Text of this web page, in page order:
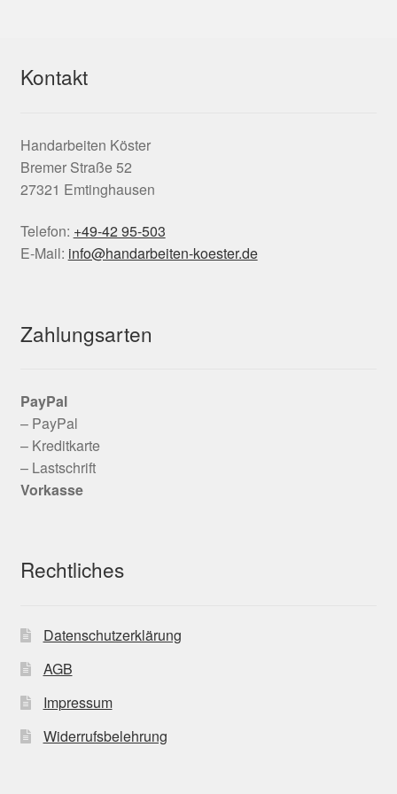
Kontakt
Handarbeiten Köster
Bremer Straße 52
27321 Emtinghausen
Telefon: +49-42 95-503
E-Mail: info@handarbeiten-koester.de
Zahlungsarten
PayPal
– PayPal
– Kreditkarte
– Lastschrift
Vorkasse
Rechtliches
Datenschutzerklärung
AGB
Impressum
Widerrufsbelehrung